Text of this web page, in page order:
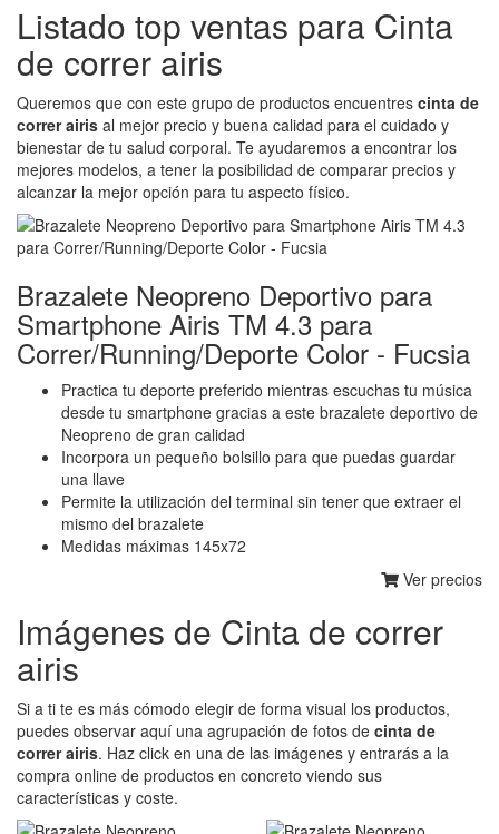
Listado top ventas para Cinta
de correr airis
Queremos que con este grupo de productos encuentres cinta de
correr airis al mejor precio y buena calidad para el cuidado y
bienestar de tu salud corporal. Te ayudaremos a encontrar los
mejores modelos, a tener la posibilidad de comparar precios y
alcanzar la mejor opción para tu aspecto físico.
Brazalete Neopreno Deportivo para
Smartphone Airis TM 4.3 para
Correr/Running/Deporte Color - Fucsia
Practica tu deporte preferido mientras escuchas tu música
desde tu smartphone gracias a este brazalete deportivo de
Neopreno de gran calidad
Incorpora un pequeño bolsillo para que puedas guardar
una llave
Permite la utilización del terminal sin tener que extraer el
mismo del brazalete
Medidas máximas 145x72
Ver precios
Imágenes de Cinta de correr
airis
Si a ti te es más cómodo elegir de forma visual los productos,
puedes observar aquí una agrupación de fotos de cinta de
correr airis. Haz click en una de las imágenes y entrarás a la
compra online de productos en concreto viendo sus
características y coste.